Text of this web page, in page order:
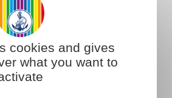
degli Angeli
cookies and gives
what you want to